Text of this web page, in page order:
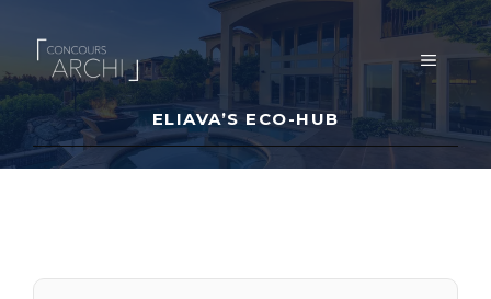
contenu
MENU
ELIAVA’S ECO-HUB